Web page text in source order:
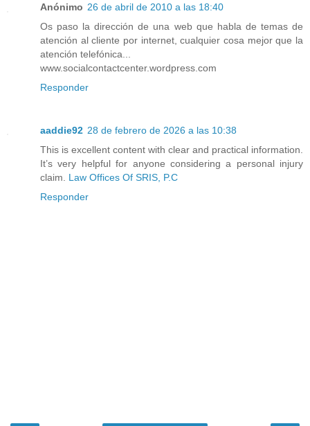
Anónimo 26 de abril de 2010 a las 18:40
Os paso la dirección de una web que habla de temas de
atención al cliente por internet, cualquier cosa mejor que la
atención telefónica...
www.socialcontactcenter.wordpress.com
Responder
aaddie92 28 de febrero de 2026 a las 10:38
This is excellent content with clear and practical information.
It’s very helpful for anyone considering a personal injury
claim. Law Offices Of SRIS, P.C
Responder